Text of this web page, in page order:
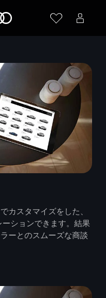
カスタマイズをした、
ションできます。結果
ーとのスムーズな商談